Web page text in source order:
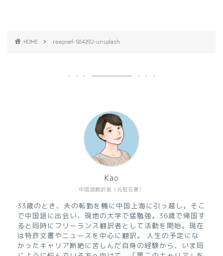
HOME rawpixel-584292-unsplash
中国語翻訳者（元駐在妻）
Kao
33歳のとき、夫の転勤を機に中国上海に引っ越し。そこ
で中国語に出会い、現地の大学で猛勉強。36歳で帰国す
ると同時にフリーランス翻訳者として活動を開始。現在
は特許文書やニュースを中心に翻訳。 人生の予定にな
かったキャリア断絶に苦しんだ自身の経験から、いま同